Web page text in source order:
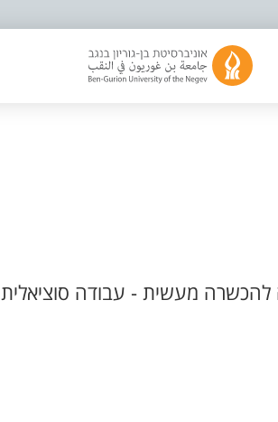
מעשית - עבודה סוציאלית